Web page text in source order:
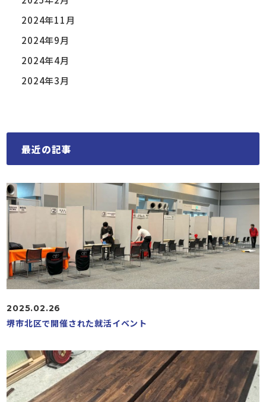
2024年11月
2024年9月
2024年4月
2024年3月
最近の記事
2025.02.26
堺市北区で開催された就活イベント